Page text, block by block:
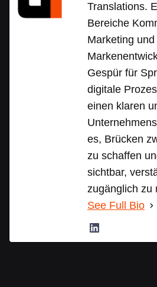
Translations.
Bereiche
Marketing und
Gespür für
digitale
einen klaren
es, Brücken
zu schaffen
sichtbar,
zugänglich zu
See Full Bio